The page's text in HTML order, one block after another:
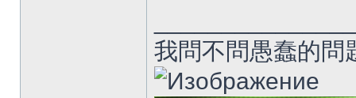
我問不問愚蠢的問